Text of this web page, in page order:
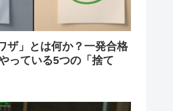
ザ」とは何か？一発合格
っている5つの「捨て